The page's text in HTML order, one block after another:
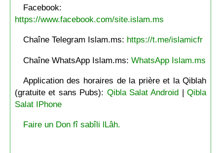
Facebook:
https://www.facebook.com/site.islam.ms
Chaîne Telegram Islam.ms: https://t.me/islamicfr
Chaîne WhatsApp Islam.ms: WhatsApp Islam.ms
Application des horaires de la prière et la Qiblah
(gratuite et sans Pubs): Qibla Salat Android |Qibla
Salat IPhone
Faire un Don fî sabîli lLâh.